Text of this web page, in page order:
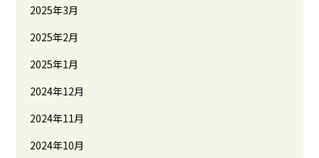
2025年3月
2025年2月
2025年1月
2024年12月
2024年11月
2024年10月